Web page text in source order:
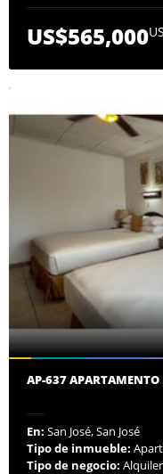
US$565,000
AP-637
En: San José, San José
Tipo de inmueble:
Tipo de negocio: Alquiler